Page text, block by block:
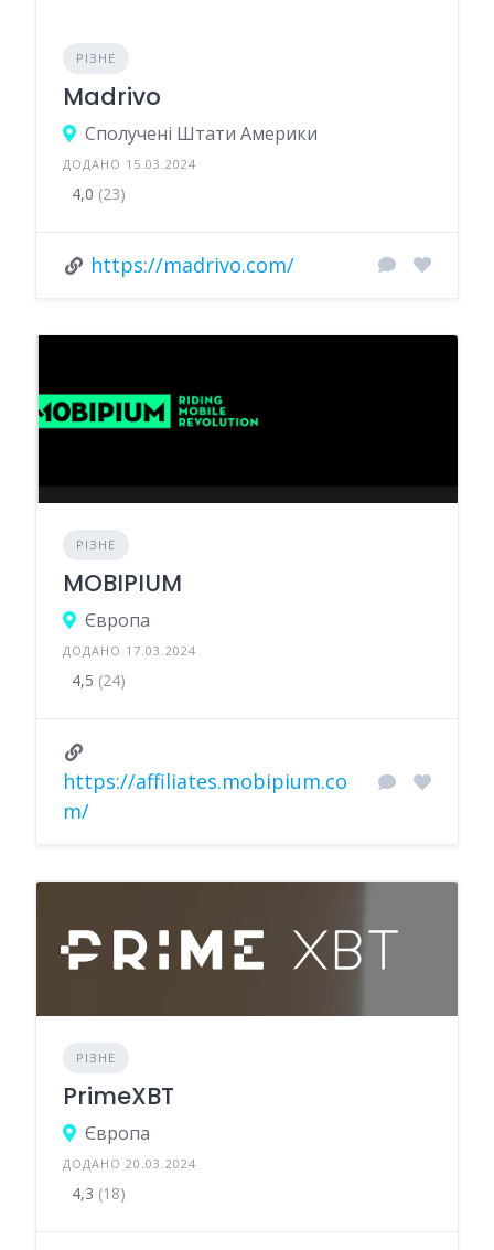
РІЗНЕ
Madrivo
Сполучені Штати Америки
ДОДАНО 15.03.2024
4,0 (23)
https://madrivo.com/
РІЗНЕ
MOBIPIUM
Європа
ДОДАНО 17.03.2024
4,5 (24)
https://affiliates.mobipium.co
m/
РІЗНЕ
PrimeXBT
Європа
ДОДАНО 20.03.2024
4,3 (18)